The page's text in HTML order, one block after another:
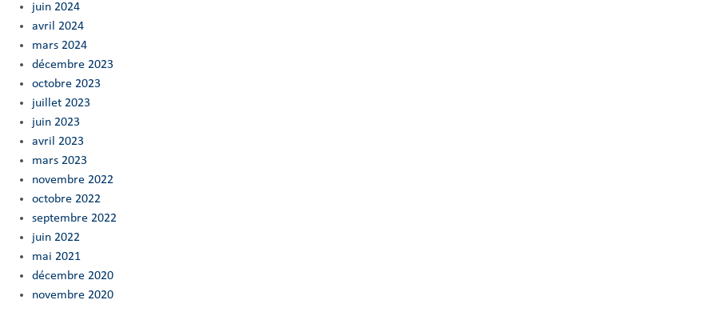
juin 2024
avril 2024
mars 2024
décembre 2023
octobre 2023
juillet 2023
juin 2023
avril 2023
mars 2023
novembre 2022
octobre 2022
septembre 2022
juin 2022
mai 2021
décembre 2020
novembre 2020